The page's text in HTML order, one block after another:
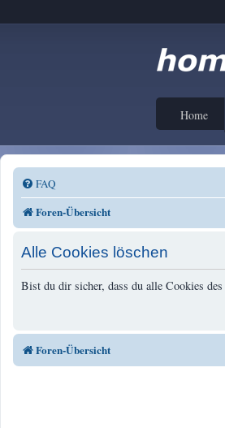
Home
FAQ
Foren-Übersicht
Alle Cookies löschen
Bist du dir sicher, dass du alle Cookies
Foren-Übersicht